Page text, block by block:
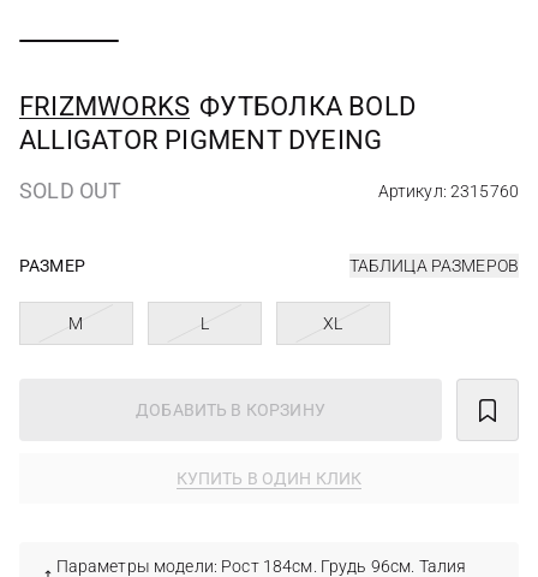
FRIZMWORKS ФУТБОЛКА BOLD
ALLIGATOR PIGMENT DYEING
SOLD OUT Артикул: 2315760
РАЗМЕР ТАБЛИЦА РАЗМЕРОВ
M L XL
ДОБАВИТЬ В КОРЗИНУ
КУПИТЬ В ОДИН КЛИК
Параметры модели: Рост 184см. Грудь 96см. Талия